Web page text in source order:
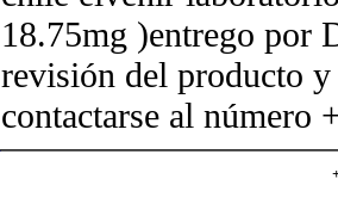
18.75mg )entrego por
revisión del producto
contactarse al número